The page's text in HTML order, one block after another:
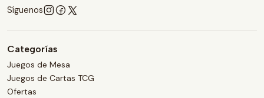
Síguenos
Categorías
Juegos de Mesa
Juegos de Cartas TCG
Ofertas